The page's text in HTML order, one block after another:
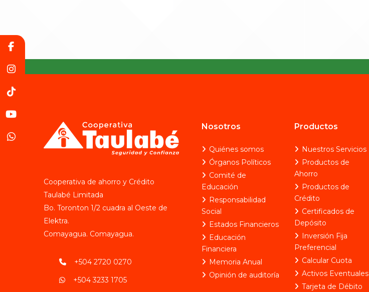
Cooperativa de ahorro y Crédito
Taulabé Limitada
Bo. Toronton 1/2 cuadra al Oeste de
Elektra.
Comayagua. Comayagua.
+504 2720 0270
+504 3233 1705
Nosotros
Quiénes somos
Órganos Políticos
Comité de
Educación
Responsabilidad
Social
Estados Financieros
Educación
Financiera
Memoria Anual
Opinión de auditoría
Productos
Nuestros Servicios
Productos de
Ahorro
Productos de
Crédito
Certificados de
Depósito
Inversión Fija
Preferencial
Calcular Cuota
Activos Eventuales
Tarjeta de Débito